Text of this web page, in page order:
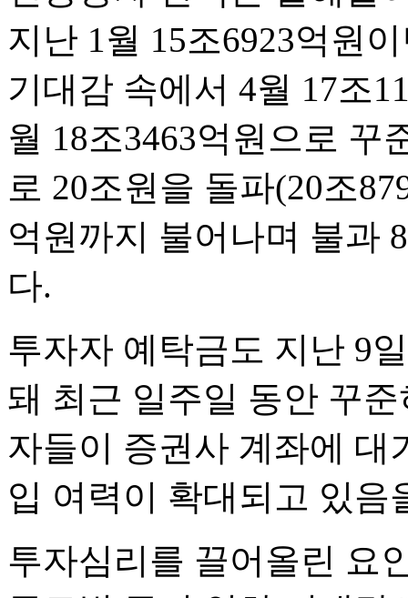
지난 1월 15조6923억원
기대감 속에서 4월 17조
월 18조3463억원으로 꾸
로 20조원을 돌파(20조
억원까지 불어나며 불과
다.
투자자 예탁금도 지난 9
돼 최근 일주일 동안 꾸
자들이 증권사 계좌에 대
입 여력이 확대되고 있음
투자심리를 끌어올린 요